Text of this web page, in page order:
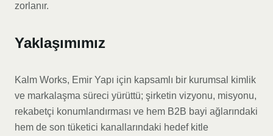
zorlanır.
Yaklaşımımız
Kalm Works, Emir Yapı için kapsamlı bir kurumsal kimlik
ve markalaşma süreci yürüttü; şirketin vizyonu, misyonu,
rekabetçi konumlandırması ve hem B2B bayi ağlarındaki
hem de son tüketici kanallarındaki hedef kitle